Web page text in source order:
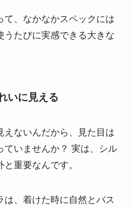
て、なかなかスペックには
うたびに実感できる大きな
いに見える
えないんだから、見た目は
ていませんか？ 実は、シル
重要なんです。
は、着けた時に自然とバス